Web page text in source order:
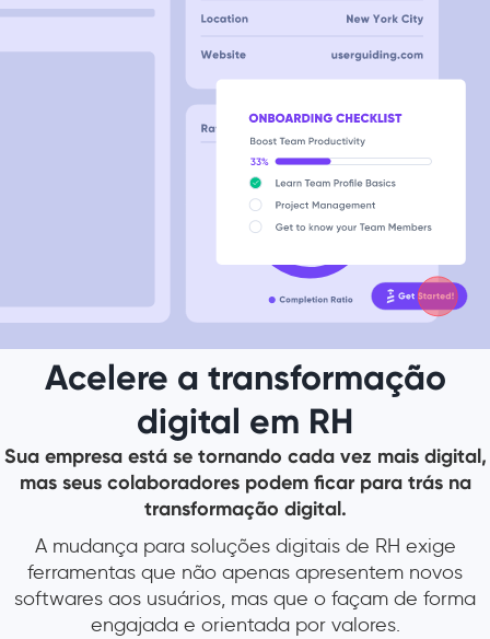
Acelere a transformação
digital em RH
Sua empresa está se tornando cada vez mais digital,
mas seus colaboradores podem ficar para trás na
transformação digital.
A mudança para soluções digitais de RH exige
ferramentas que não apenas apresentem novos
softwares aos usuários, mas que o façam de forma
engajada e orientada por valores.